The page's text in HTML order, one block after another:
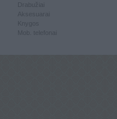
Knygos
Mob. telefonai